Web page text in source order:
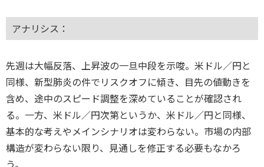
アナリシス：
先週は大幅反落、上昇波の一旦中段を示唆。米ドル／円と
同様、新型肺炎の件でリスクオフに傾き、目先の値動きを
含め、途中のスピード調整を深めていることが確認され
る。一方、米ドル／円次第というか、米ドル／円と同様、
基本的な考えやメインシナリオは変わらない。市場の内部
構造が変わらない限り、見通しを修正する必要もなかろ